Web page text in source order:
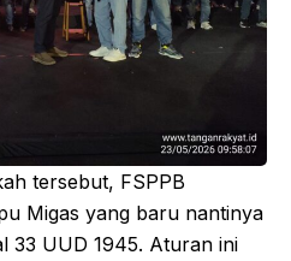
tersebut, FSPPB
Migas yang baru nantinya
33 UUD 1945. Aturan ini